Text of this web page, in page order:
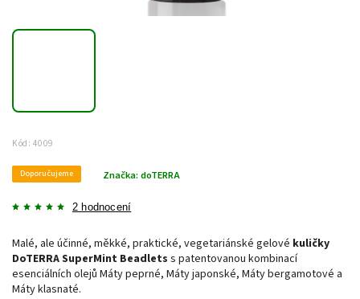
Kód: 4009
Doporučujeme
2 hodnocení
Značka: doTERRA
Malé, ale účinné, měkké, praktické, vegetariánské gelové kuličky
DoTERRA SuperMint Beadlets s patentovanou kombinací
esenciálních olejů Máty peprné, Máty japonské, Máty bergamotové a
Máty klasnaté.